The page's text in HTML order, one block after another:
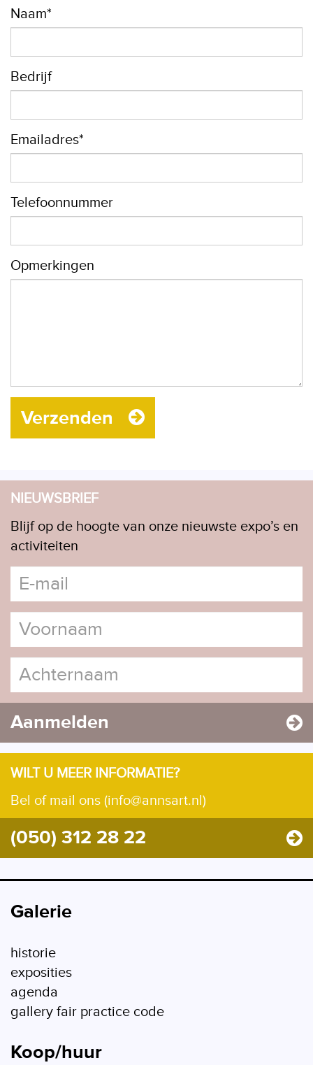
Naam*
Bedrijf
Emailadres*
Telefoonnummer
Opmerkingen
Verzenden
NIEUWSBRIEF
Blijf op de hoogte van onze nieuwste expo’s en
activiteiten
Aanmelden
WILT U MEER INFORMATIE?
Bel of mail ons (info@annsart.nl)
(050) 312 28 22
Galerie
historie
exposities
agenda
gallery fair practice code
Koop/huur